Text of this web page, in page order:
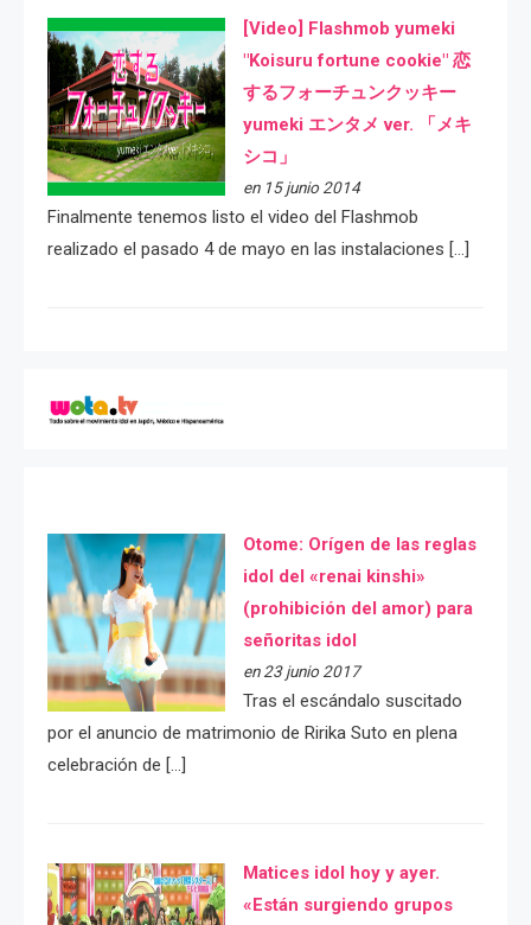
[Video] Flashmob yumeki
"Koisuru fortune cookie" 恋
するフォーチュンクッキー
yumeki エンタメ ver. 「メキ
シコ」
en 15 junio 2014
Finalmente tenemos listo el video del Flashmob
realizado el pasado 4 de mayo en las instalaciones […]
Otome: Orígen de las reglas
idol del «renai kinshi»
(prohibición del amor) para
señoritas idol
en 23 junio 2017
Tras el escándalo suscitado
por el anuncio de matrimonio de Ririka Suto en plena
celebración de […]
Matices idol hoy y ayer.
«Están surgiendo grupos